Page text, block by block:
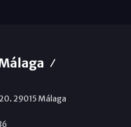
29015 Málaga